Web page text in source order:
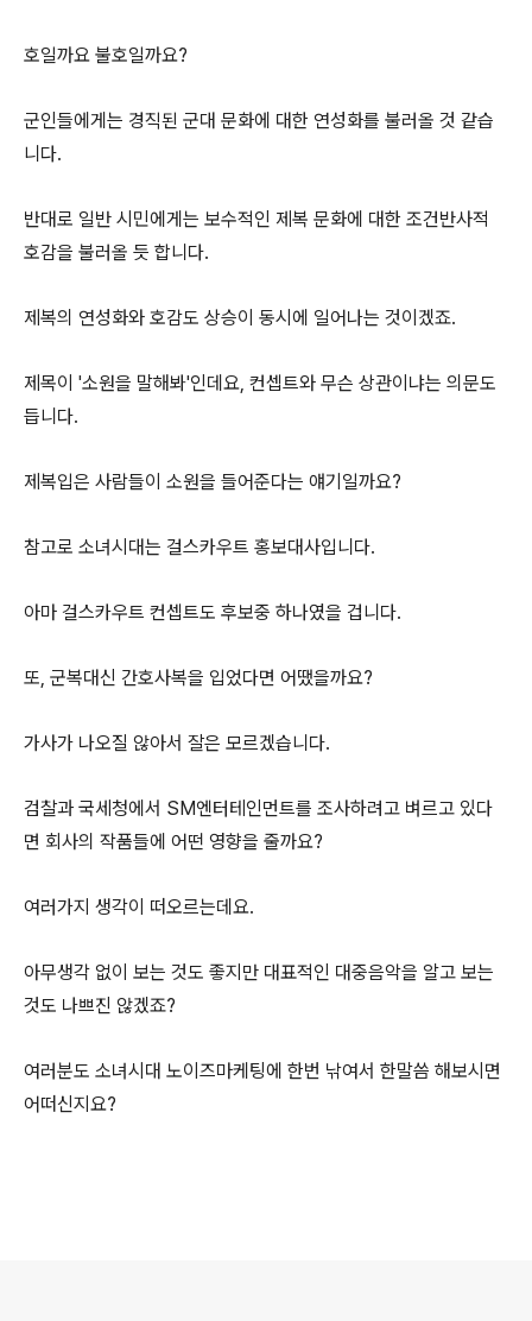
호일까요 불호일까요?
군인들에게는 경직된 군대 문화에 대한 연성화를 불러올 것 같습
니다.
반대로 일반 시민에게는 보수적인 제복 문화에 대한 조건반사적
호감을 불러올 듯 합니다.
제복의 연성화와 호감도 상승이 동시에 일어나는 것이겠죠.
제목이 '소원을 말해봐'인데요, 컨셉트와 무슨 상관이냐는 의문도
듭니다.
제복입은 사람들이 소원을 들어준다는 얘기일까요?
참고로 소녀시대는 걸스카우트 홍보대사입니다.
아마 걸스카우트 컨셉트도 후보중 하나였을 겁니다.
또, 군복대신 간호사복을 입었다면 어땠을까요?
가사가 나오질 않아서 잘은 모르겠습니다.
검찰과 국세청에서 SM엔터테인먼트를 조사하려고 벼르고 있다
면 회사의 작품들에 어떤 영향을 줄까요?
여러가지 생각이 떠오르는데요.
아무생각 없이 보는 것도 좋지만 대표적인 대중음악을 알고 보는
것도 나쁘진 않겠죠?
여러분도 소녀시대 노이즈마케팅에 한번 낚여서 한말씀 해보시면
어떠신지요?